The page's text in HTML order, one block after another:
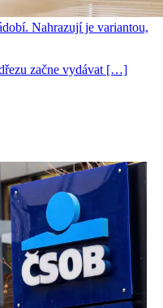
Nahrazují je variantou,
začne vydávat […]